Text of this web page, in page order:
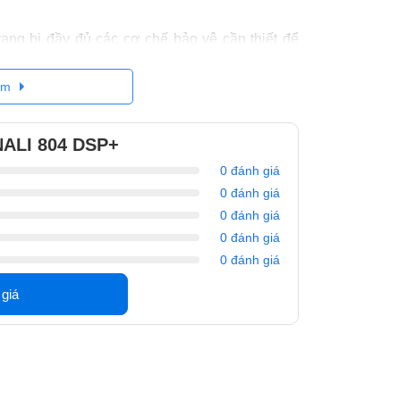
bị đầy đủ các cơ chế bảo vệ cần thiết để
áp vượt quá ngưỡng an toàn.
đẩy hoạt động ở mức công suất cao.
làm mát điều chỉnh thông minh, đảm bảo
tục trong thời gian dài mà vẫn đảm bảo hiệu
DSP+ siêu gọn
độ mỏng ấn tượng giúp tiết kiệm không gian
nhờ vậy mà việc vận chuyển và thi công
có nhiều cổng kết nối Phoenix tiêu chuẩn
804 DSP+
0 đánh giá
0 đánh giá
0 đánh giá
0 đánh giá
0 đánh giá